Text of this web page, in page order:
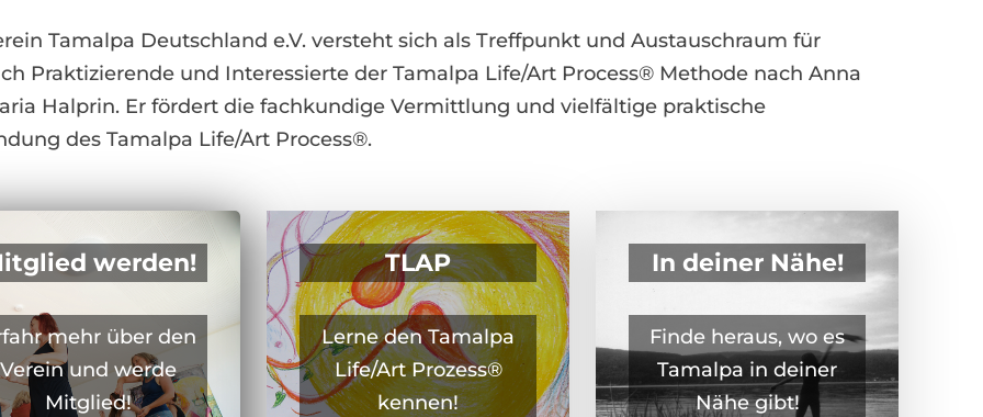
Tamalpa Deutschland e.V. versteht sich als Treffpunkt und Austauschraum für
Praktizierende und Interessierte der Tamalpa Life/Art Process® Methode nach Anna
Halprin. Er fördert die fachkundige Vermittlung und vielfältige praktische
des Tamalpa Life/Art Process®.
werden!
mehr über den
Verein und werde
Mitglied!
TLAP
Lerne den Tamalpa
Life/Art Prozess®
kennen!
In deiner Nähe!
Finde heraus, wo es
Tamalpa in deiner
Nähe gibt!